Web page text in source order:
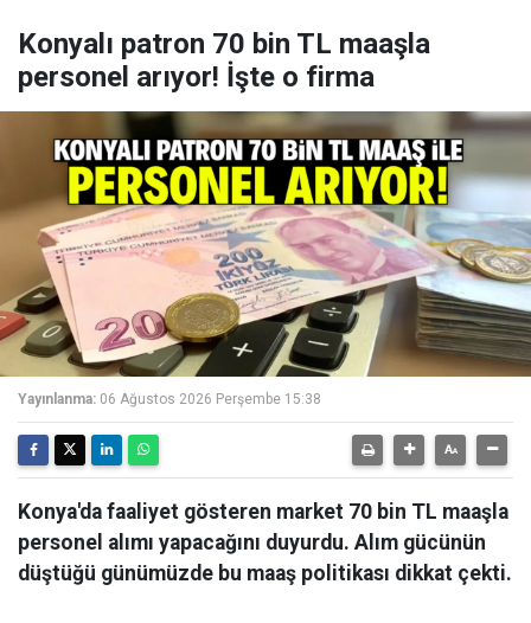
Konyalı patron 70 bin TL maaşla
personel arıyor! İşte o firma
Yayınlanma: 06 Ağustos 2026 Perşembe 15:38
Konya'da faaliyet gösteren market 70 bin TL maaşla
personel alımı yapacağını duyurdu. Alım gücünün
düştüğü günümüzde bu maaş politikası dikkat çekti.